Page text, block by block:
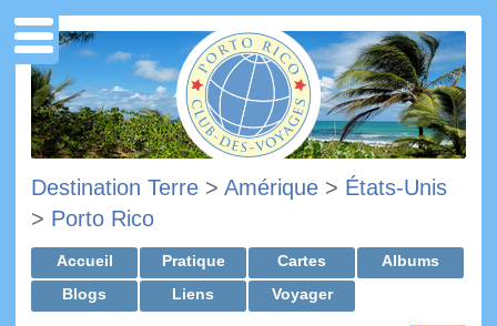
Destination Terre > Amérique > États-Unis
> Porto Rico
Accueil Pratique Cartes
Albums
Blogs
Liens Voyager